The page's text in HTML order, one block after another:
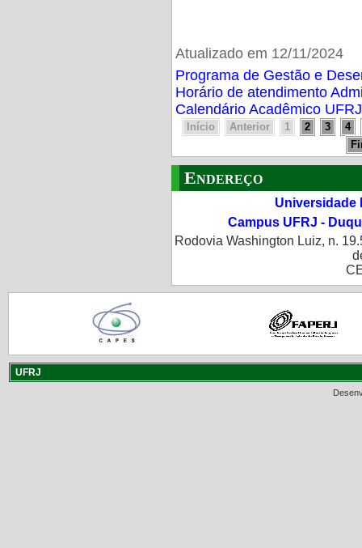
Atualizado em 12/11/2024
Programa de Gestão e
Horário de atendimento
Calendário Acadêmico
Início Anterior 1 2 3
4
Endereço
Universidade
Campus UFRJ -
Rodovia Washington Luiz, n.
UFRJ